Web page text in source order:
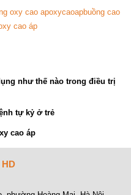
oxy cao apoxycaoapbuồng cao
cao áp
như thế nào trong điều trị
tự kỷ ở trẻ
cao áp
HD